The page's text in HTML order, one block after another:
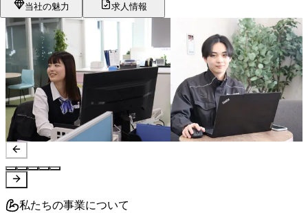
当社の魅力 求人情報
私たちの事業について